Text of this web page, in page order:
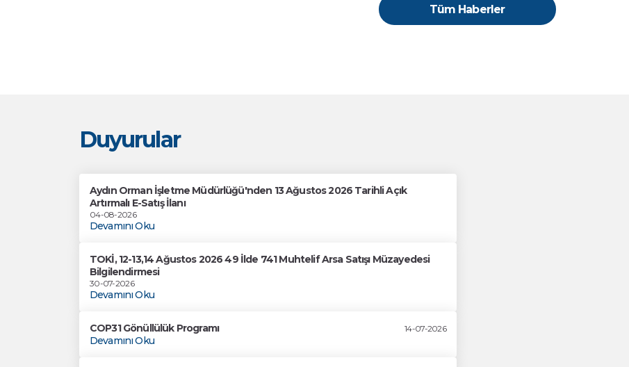
Tüm Haberler
Duyurular
Aydın Orman İşletme Müdürlüğü'nden 13 Ağustos 2026 Tarihli Açık
Artırmalı E-Satış İlanı
04-08-2026
Devamını Oku
TOKİ, 12-13,14 Ağustos 2026 49 İlde 741 Muhtelif Arsa Satışı Müzayedesi
Bilgilendirmesi
30-07-2026
Devamını Oku
COP31 Gönüllülük Programı 14-07-2026
Devamını Oku